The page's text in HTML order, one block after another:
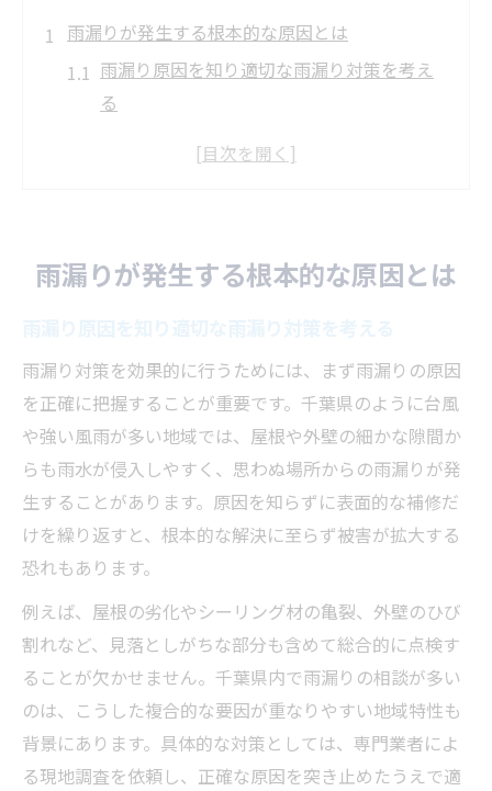
雨漏りが発生する根本的な原因とは
雨漏り原因を知り適切な雨漏り対策を考え
る
建物の劣化が与える雨漏り原因の影響と対
雨漏り原因の見極めと具体的な雨漏り対策
要性
建物の寿命を守るための雨漏り対策術
雨漏り対策で建物寿命を延ばすメンテナン
ス法
劣化予防と雨漏り対策で住まいを長持ちさ
せる
雨漏り対策の徹底が建物寿命を大きく左右
する
定期点検による雨漏り対策が寿命維持に有
効
建物保護に欠かせない雨漏り対策の実践ポ
イント
雨漏りが発生する根本的な原因とは
雨漏り対策を効果的に行うためには、まず雨漏りの原因
を正確に把握することが重要です。千葉県のように台風
や強い風雨が多い地域では、屋根や外壁の細かな隙間か
らも雨水が侵入しやすく、思わぬ場所からの雨漏りが発
生することがあります。原因を知らずに表面的な補修だ
けを繰り返すと、根本的な解決に至らず被害が拡大する
恐れもあります。
例えば、屋根の劣化やシーリング材の亀裂、外壁のひび
割れなど、見落としがちな部分も含めて総合的に点検す
ることが欠かせません。千葉県内で雨漏りの相談が多い
のは、こうした複合的な要因が重なりやすい地域特性も
背景にあります。具体的な対策としては、専門業者によ
る現地調査を依頼し、正確な原因を突き止めたうえで適